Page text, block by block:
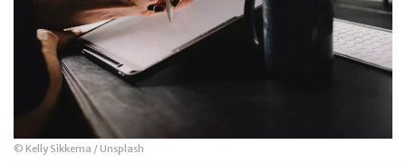
© Kelly Sikkema / Unsplash